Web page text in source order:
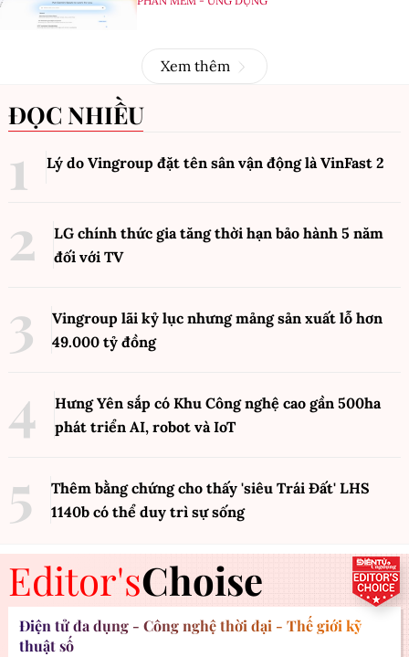
Xem thêm
ĐỌC NHIỀU
Lý do Vingroup đặt tên sân vận động là VinFast 2
LG chính thức gia tăng thời hạn bảo hành 5 năm
đối với TV
Vingroup lãi kỷ lục nhưng mảng sản xuất lỗ hơn
49.000 tỷ đồng
Hưng Yên sắp có Khu Công nghệ cao gần 500ha
phát triển AI, robot và IoT
Thêm bằng chứng cho thấy 'siêu Trái Đất' LHS
1140b có thể duy trì sự sống
Editor'sChoise
Điện tử đa dụng - Công nghệ thời đại - Thế giới kỹ
thuật số